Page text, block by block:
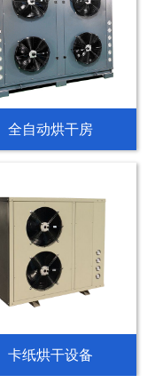
纸管专用烘干机
分体式热泵烘干机